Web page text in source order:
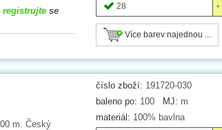
28
Více barev najednou ...
registrujtese
číslo zboží: 191720-030
baleno po: 100 MJ: m
materiál: 100% bavlna
m. Český